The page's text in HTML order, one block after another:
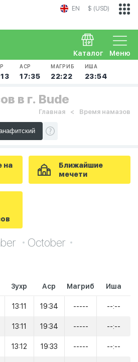
EN $ (USD)
Меню
Каталог
АСР
17:35
МАГРИБ
22:22
ИША
23:54
в г. Bude
Главная Время намазов
на
Ближайшие
мечети
October
Зухр Аср Магриб Иша
13:11 19:34 ----- --:--
13:11 19:34 ----- --:--
13:12 19:33 ----- --:--